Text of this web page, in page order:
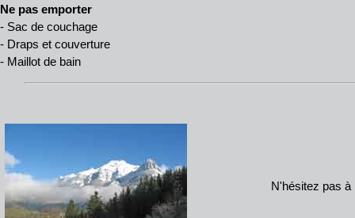
Ne pas emporter
- Sac de couchage
- Draps et couverture
- Maillot de bain
N'hésitez pas